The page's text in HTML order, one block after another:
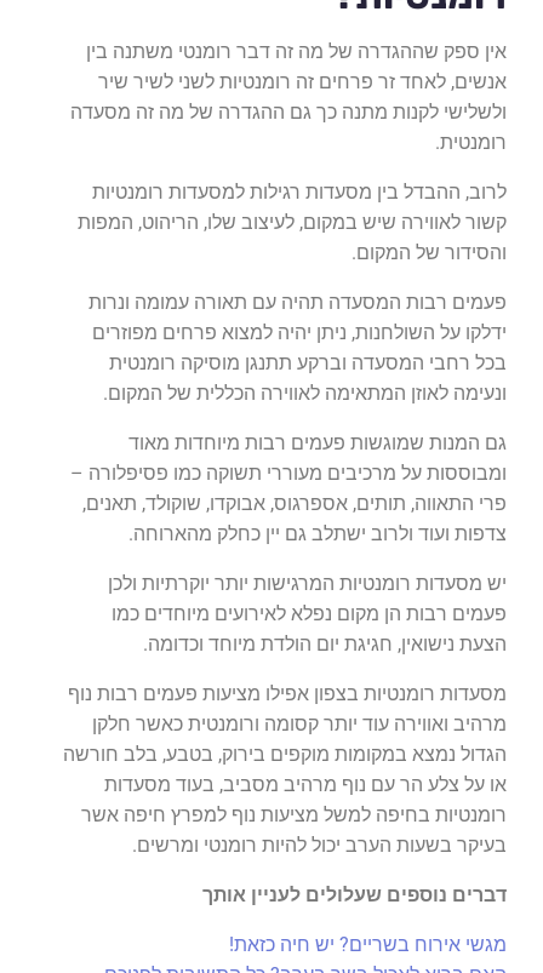
אין ספק שההגדרה של מה זה דבר רומנטי משתנה בין
אנשים, לאחד זר פרחים זה רומנטיות לשני לשיר שיר
ולשלישי לקנות מתנה כך גם ההגדרה של מה זה מסעדה
רומנטית.
לרוב, ההבדל בין מסעדות רגילות למסעדות רומנטיות
קשור לאווירה שיש במקום, לעיצוב שלו, הריהוט, המפות
והסידור של המקום.
פעמים רבות המסעדה תהיה עם תאורה עמומה ונרות
ידלקו על השולחנות, ניתן יהיה למצוא פרחים מפוזרים
בכל רחבי המסעדה וברקע תתנגן מוסיקה רומנטית
ונעימה לאוזן המתאימה לאווירה הכללית של המקום.
גם המנות שמוגשות פעמים רבות מיוחדות מאוד
ומבוססות על מרכיבים מעוררי תשוקה כמו פסיפלורה –
פרי התאווה, תותים, אספרגוס, אבוקדו, שוקולד, תאנים,
צדפות ועוד ולרוב ישתלב גם יין כחלק מהארוחה.
יש מסעדות רומנטיות המרגישות יותר יוקרתיות ולכן
פעמים רבות הן מקום נפלא לאירועים מיוחדים כמו
הצעת נישואין, חגיגת יום הולדת מיוחד וכדומה.
מסעדות רומנטיות בצפון אפילו מציעות פעמים רבות נוף
מרהיב ואווירה עוד יותר קסומה ורומנטית כאשר חלקן
הגדול נמצא במקומות מוקפים בירוק, בטבע, בלב חורשה
או על צלע הר עם נוף מרהיב מסביב, בעוד מסעדות
רומנטיות בחיפה למשל מציעות נוף למפרץ חיפה אשר
בעיקר בשעות הערב יכול להיות רומנטי ומרשים.
דברים נוספים שעלולים לעניין אותך
מגשי אירוח בשריים? יש חיה כזאת!